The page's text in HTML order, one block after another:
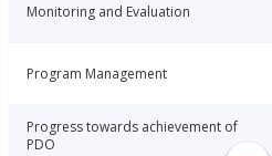
Monitoring and Evaluation
Program Management
Progress towards achievement of
PDO